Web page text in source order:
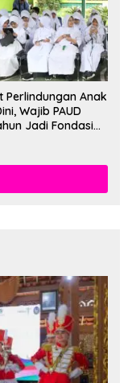
Perlindungan Anak
Wajib PAUD
Jadi Fondasi